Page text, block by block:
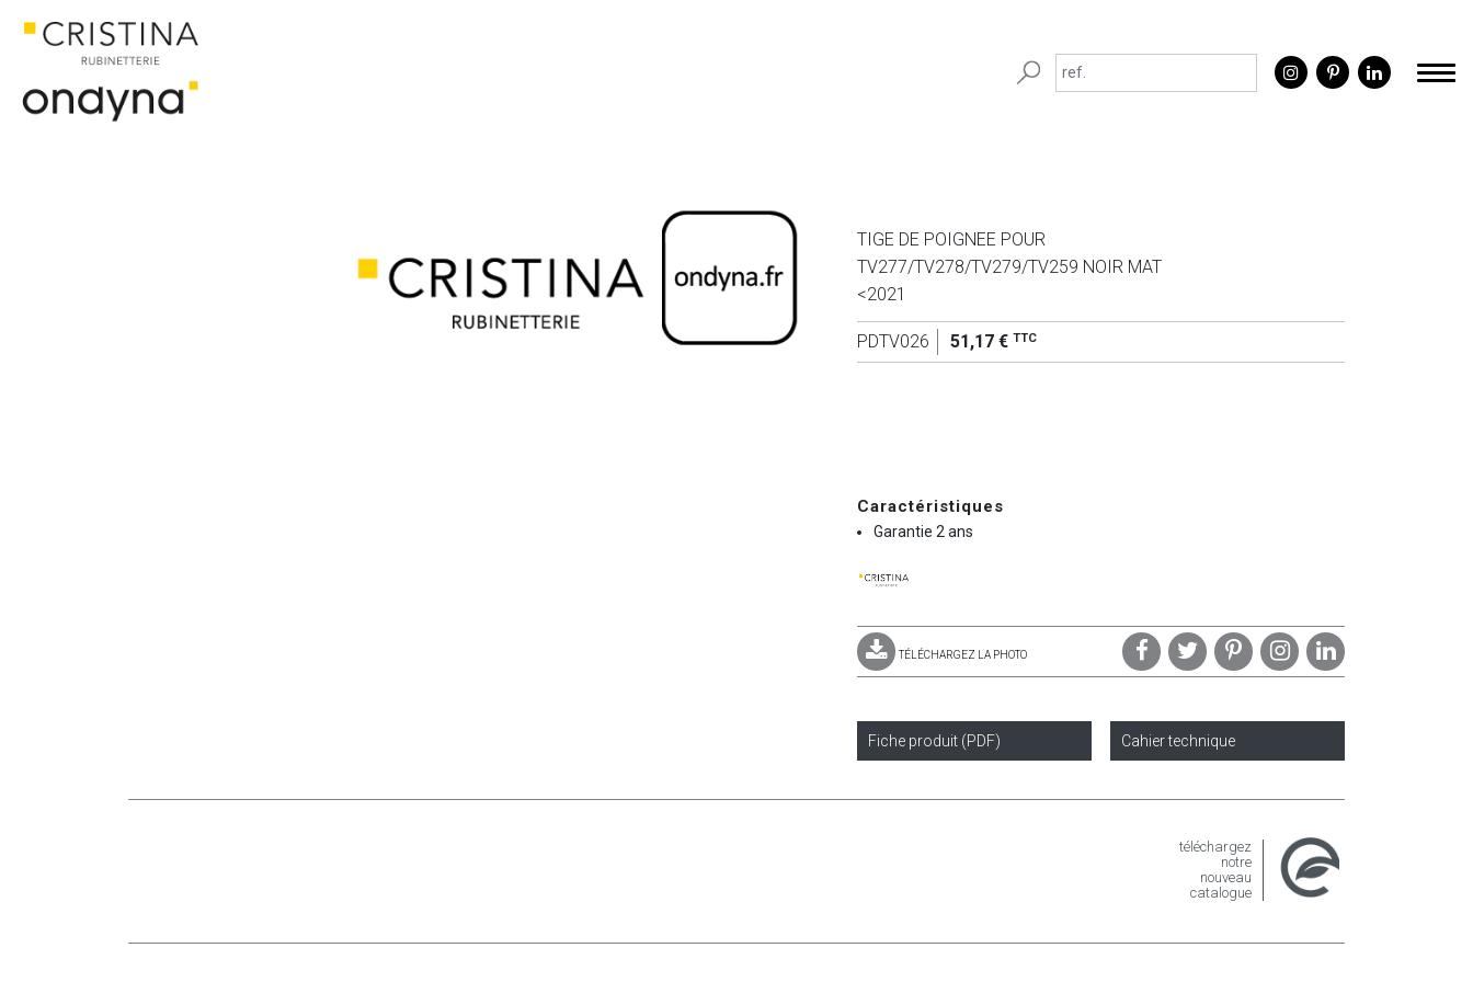
TIGE DE POIGNEE POUR
TV277/TV278/TV279/TV259 NOIR MAT
<2021
PDTV026 51,17 € TTC
Caractéristiques
Garantie 2 ans
TÉLÉCHARGEZ LA PHOTO
Fiche produit (PDF) Cahier technique
téléchargez
notre
nouveau
catalogue